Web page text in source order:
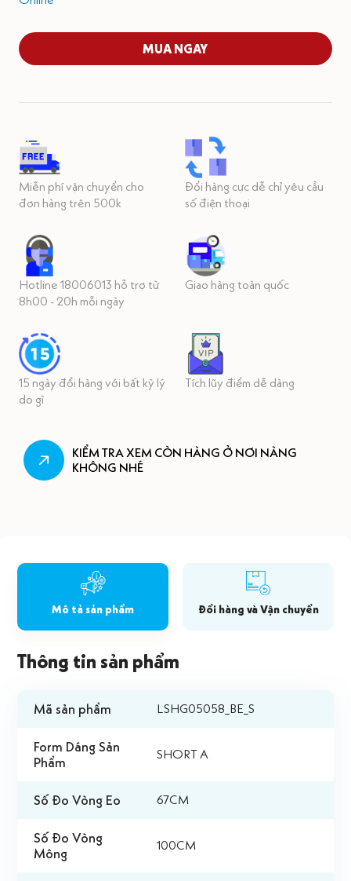
MUA NGAY
Miễn phí vận chuyển cho
đơn hàng trên 500k
Đổi hàng cực dễ chỉ yêu cầu
số điện thoại
Hotline 18006013 hỗ trợ từ
8h00 - 20h mỗi ngày
Giao hàng toàn quốc
15 ngày đổi hàng với bất kỳ lý
do gì
Tích lũy điểm dễ dàng
KIỂM TRA XEM CÒN HÀNG Ở NƠI NÀNG
KHÔNG NHÉ
Mô tả sản phẩm Đổi hàng và Vận chuyển
Thông tin sản phẩm
Mã sản phẩm LSHG05058_BE_S
Form Dáng Sản
Phẩm
SHORT A
Số Đo Vòng Eo 67CM
Số Đo Vòng
Mông
100CM